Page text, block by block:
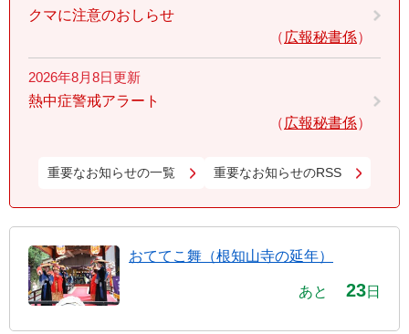
クマに注意のおしらせ
広報秘書係
2026年8月8日更新
熱中症警戒アラート
広報秘書係
重要なお知らせの一覧 重要なお知らせのRSS
おててこ舞（根知山寺の延年）
あと 23日